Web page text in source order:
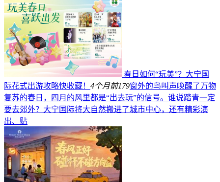
春日如何“玩美”？大宁国
际花式出游攻略快收藏！ 4个月前179窗外的鸟叫声唤醒了万物
复苏的春日，四月的风里都是“出去玩”的信号。谁说踏青一定
要去郊外？大宁国际将大自然搬进了城市中心，还有精彩演
出、贴